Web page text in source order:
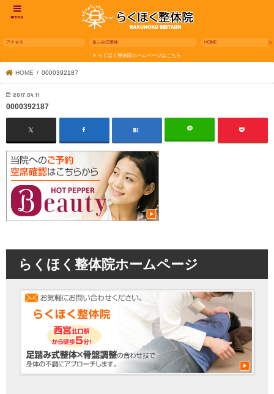
menu
アクセス 足ふみ式整体 HOME
らくほく整体院ホームページはこちら
HOME 0000392187
2017.04.11
0000392187
らくほく整体院ホームページ